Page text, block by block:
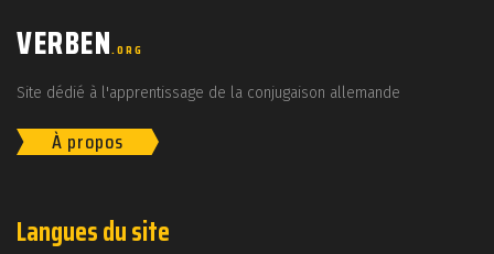
VERBEN.ORG
Site dédié à l'apprentissage de la conjugaison allemande
À propos
Langues du site